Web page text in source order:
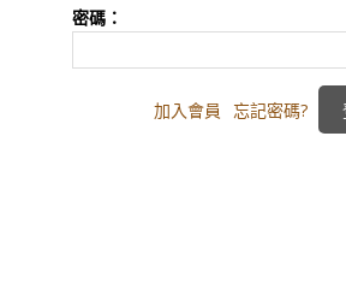
密碼：
加入會員 忘記密碼?